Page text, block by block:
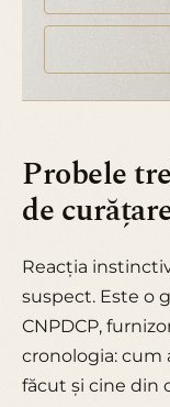
Probele
de
Reacția
suspect. Este o
CNPDCP,
cronologia: cum
făcut și cine din